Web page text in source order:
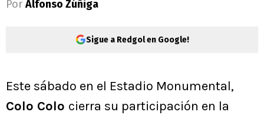
Por Alfonso Zúñiga
Sigue a Redgol en Google!
Este sábado en el Estadio Monumental,
Colo Colo cierra su participación en la